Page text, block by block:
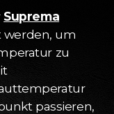
Suprema
werden, um
zu
passieren,